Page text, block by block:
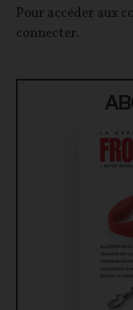
Pour accéder aux
connecter.